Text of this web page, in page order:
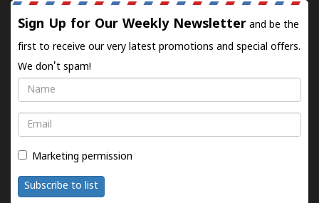
Sign Up for Our Weekly Newsletter and be the
first to receive our very latest promotions and special offers.
We don't spam!
Name
Email
Marketing permission
Subscribe to list